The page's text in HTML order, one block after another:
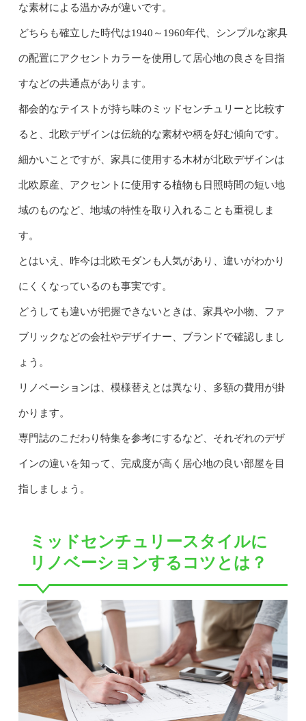
な素材による温かみが違いです。
どちらも確立した時代は1940～1960年代、シンプルな家具
の配置にアクセントカラーを使用して居心地の良さを目指
すなどの共通点があります。
都会的なテイストが持ち味のミッドセンチュリーと比較す
ると、北欧デザインは伝統的な素材や柄を好む傾向です。
細かいことですが、家具に使用する木材が北欧デザインは
北欧原産、アクセントに使用する植物も日照時間の短い地
域のものなど、地域の特性を取り入れることも重視しま
す。
とはいえ、昨今は北欧モダンも人気があり、違いがわかり
にくくなっているのも事実です。
どうしても違いが把握できないときは、家具や小物、ファ
ブリックなどの会社やデザイナー、ブランドで確認しまし
ょう。
リノベーションは、模様替えとは異なり、多額の費用が掛
かります。
専門誌のこだわり特集を参考にするなど、それぞれのデザ
インの違いを知って、完成度が高く居心地の良い部屋を目
指しましょう。
ミッドセンチュリースタイルに
リノベーションするコツとは？